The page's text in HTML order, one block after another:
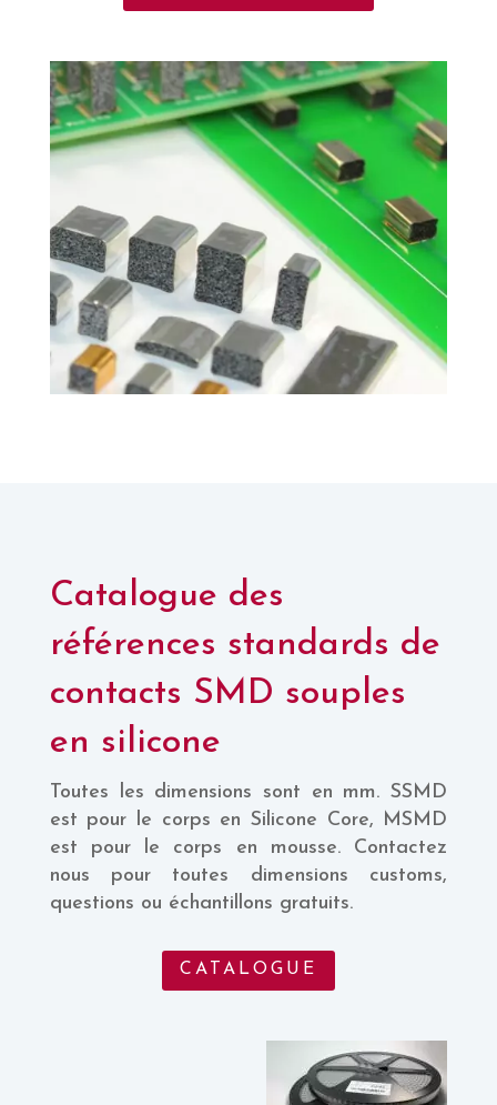
Catalogue des
références standards de
contacts SMD souples
en silicone
Toutes les dimensions sont en mm. SSMD
est pour le corps en Silicone Core, MSMD
est pour le corps en mousse. Contactez
nous pour toutes dimensions customs,
questions ou échantillons gratuits.
CATALOGUE